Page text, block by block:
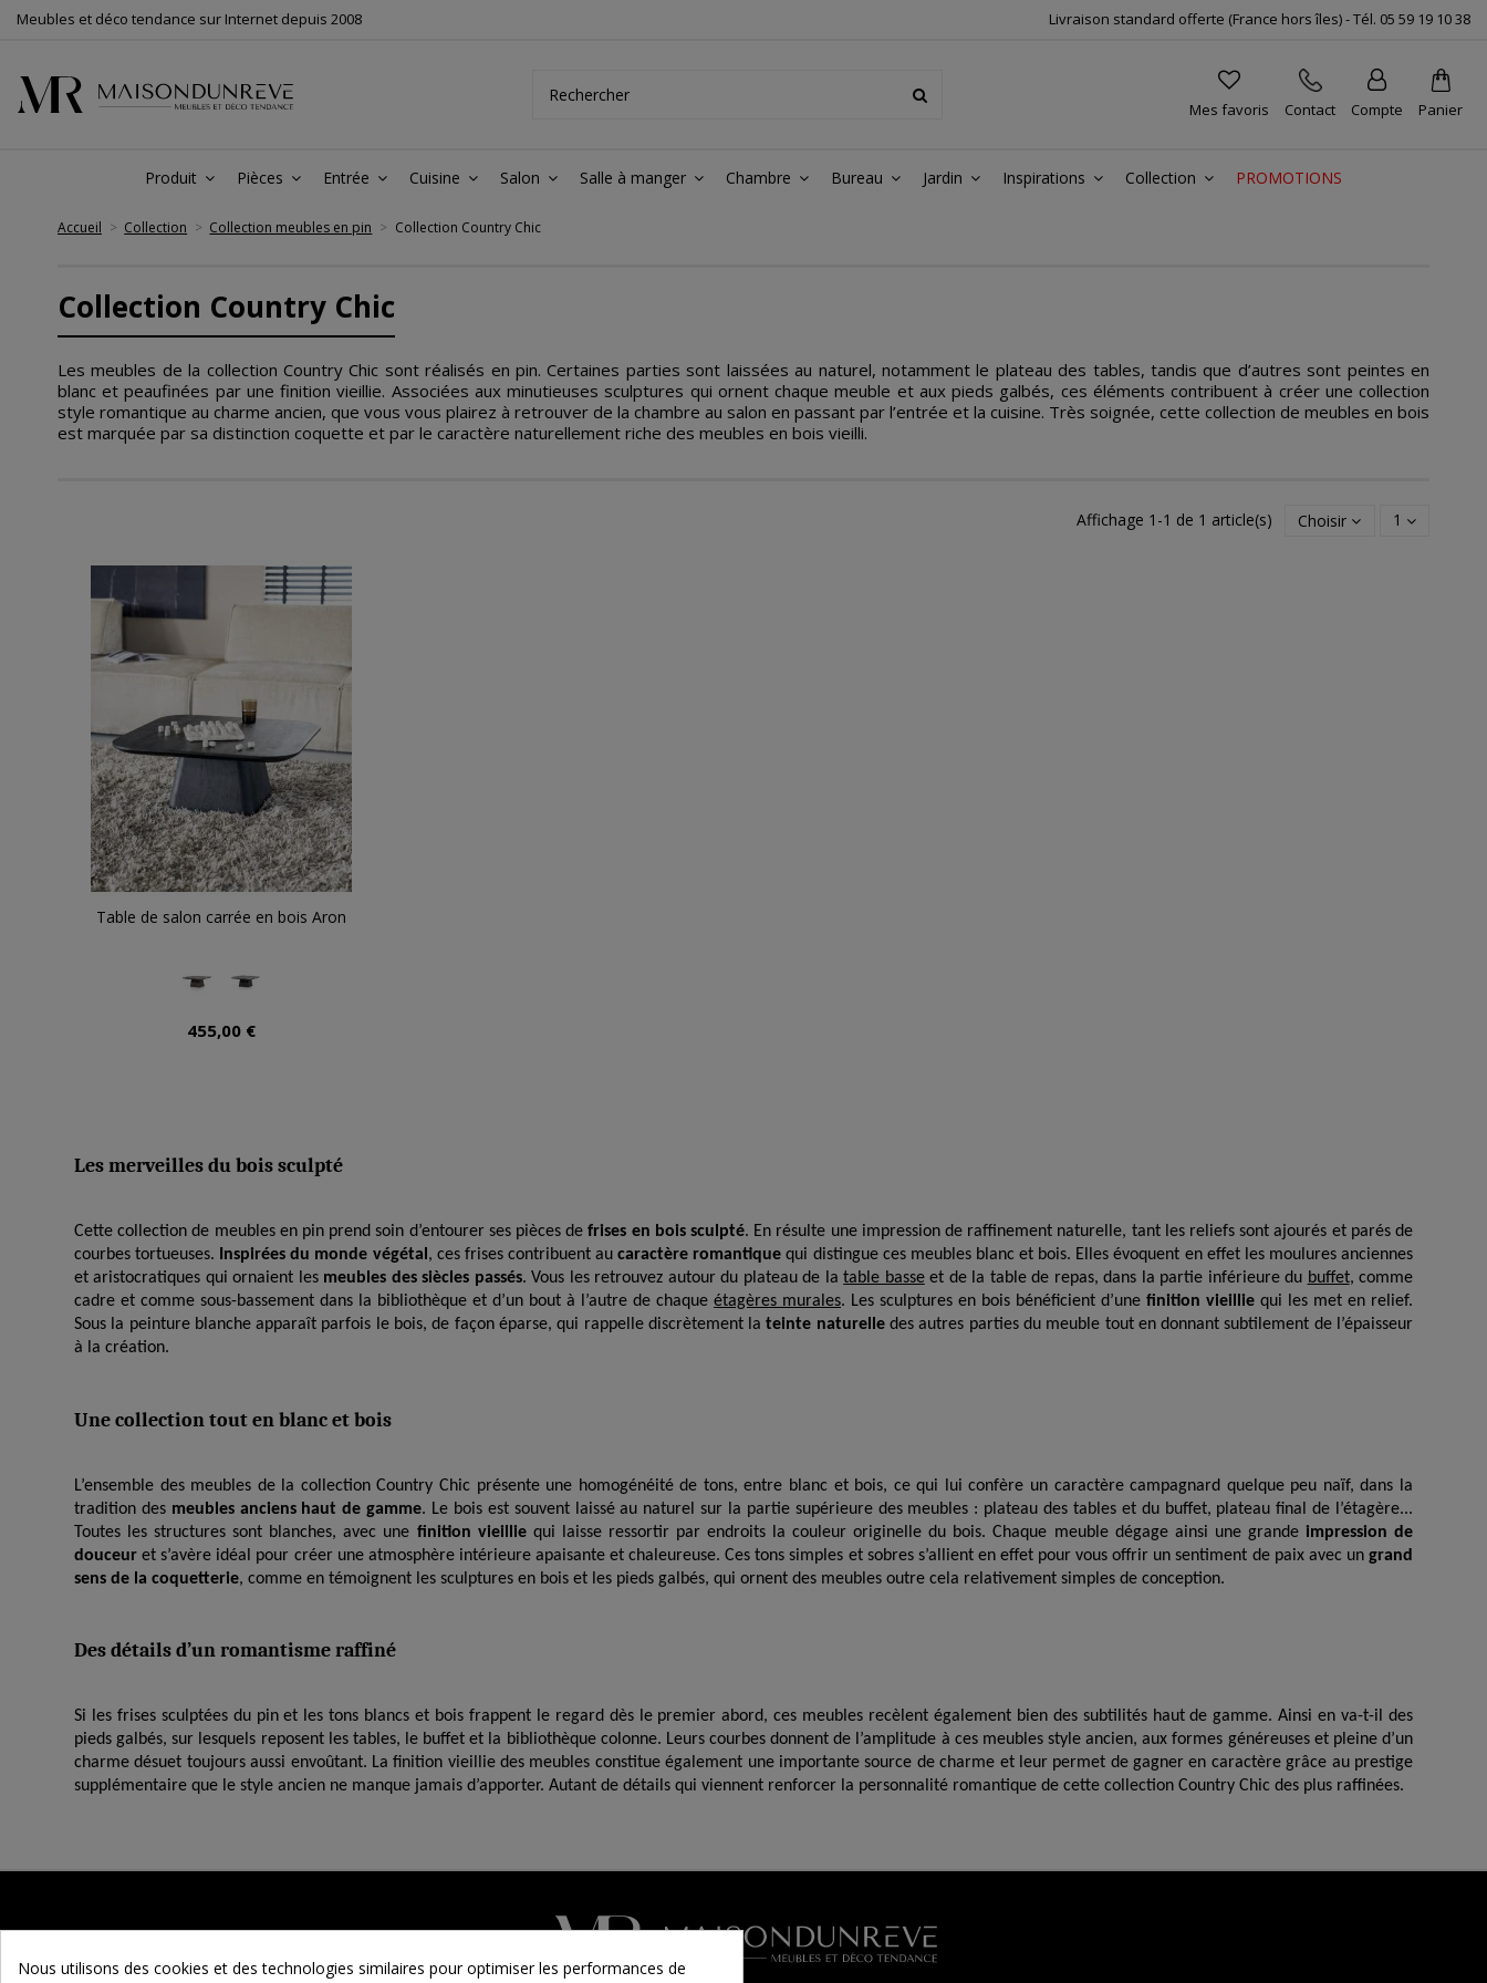
Meubles et déco tendance sur Internet depuis 2008 Livraison standard offerte (France hors îles) -Tél. 05 59 19 10 38
Mes favoris Contact Compte Panier
Produit Pièces Entrée Cuisine Salon Salle à manger Chambre Bureau Jardin Inspirations Collection PROMOTIONS
Accueil Collection Collection meubles en pin Collection Country Chic
Collection Country Chic
Les meubles de la collection Country Chic sont réalisés en pin. Certaines parties sont laissées au naturel, notamment le plateau des tables, tandis que d’autres sont peintes en
blanc et peaufinées par une finition vieillie. Associées aux minutieuses sculptures qui ornent chaque meuble et aux pieds galbés, ces éléments contribuent à créer une collection
style romantique au charme ancien, que vous vous plairez à retrouver de la chambre au salon en passant par l’entrée et la cuisine. Très soignée, cette collection de meubles en bois
est marquée par sa distinction coquette et par le caractère naturellement riche des meubles en bois vieilli.
Affichage 1-1 de 1 article(s) Choisir 1
Table de salon carrée en bois Aron
455,00 €
Les merveilles du bois sculpté
Cette collection de meubles en pin prend soin d’entourer ses pièces defrises en bois sculpté. En résulte une impression de raffinement naturelle, tant les reliefs sont ajourés et parés de
courbes tortueuses. Inspirées du monde végétal, ces frises contribuent aucaractère romantique qui distingue ces meubles blanc et bois. Elles évoquent en effet les moulures anciennes
et aristocratiques qui ornaient les meubles des siècles passés. Vous les retrouvez autour du plateau de latable basseet de la table de repas, dans la partie inférieure du buffet, comme
cadre et comme sous-bassement dans la bibliothèque et d’un bout à l’autre de chaque étagères murales. Les sculptures en bois bénéficient d’une finition vieillie qui les met en relief.
Sous la peinture blanche apparaît parfois le bois, de façon éparse, qui rappelle discrètement lateinte naturelledes autres parties du meuble tout en donnant subtilement de l’épaisseur
à la création.
Une collection tout en blanc et bois
L’ensemble des meubles de la collection Country Chic présente une homogénéité de tons, entre blanc et bois, ce qui lui confère un caractère campagnard quelque peu naïf, dans la
tradition des meubles anciens haut de gamme. Le bois est souvent laissé au naturel sur la partie supérieure des meubles : plateau des tables et du buffet, plateau final de l’étagère...
Toutes les structures sont blanches, avec une finition vieilliequi laisse ressortir par endroits la couleur originelle du bois. Chaque meuble dégage ainsi une grande impression de
douceur et s’avère idéal pour créer une atmosphère intérieure apaisante et chaleureuse. Ces tons simples et sobres s’allient en effet pour vous offrir un sentiment de paix avec un grand
sens de la coquetterie, comme en témoignent les sculptures en bois et les pieds galbés, qui ornent des meubles outre cela relativement simples de conception.
Des détails d’un romantisme raffiné
Si les frises sculptées du pin et les tons blancs et bois frappent le regard dès le premier abord, ces meubles recèlent également bien des subtilités haut de gamme. Ainsi en va-t-il des
pieds galbés, sur lesquels reposent les tables, le buffet et la bibliothèque colonne. Leurs courbes donnent de l’amplitude à ces meubles style ancien, aux formes généreuses et pleine d’un
charme désuet toujours aussi envoûtant. La finition vieillie des meubles constitue également une importante source de charme et leur permet de gagner en caractère grâce au prestige
supplémentaire que le style ancien ne manque jamais d’apporter. Autant de détails qui viennent renforcer la personnalité romantique de cette collection Country Chic des plus raffinées.
Nous utilisons des cookies et des technologies similaires pour optimiser les performances de